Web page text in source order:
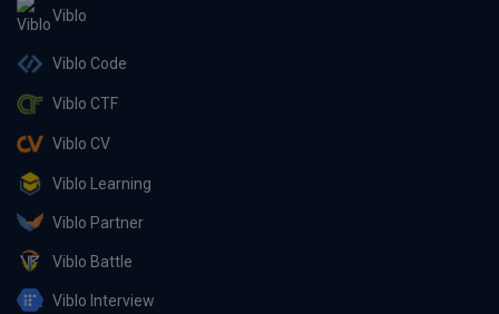
Viblo
Viblo Code
Viblo CTF
Viblo CV
Viblo Learning
Viblo Partner
Viblo Battle
Viblo Interview